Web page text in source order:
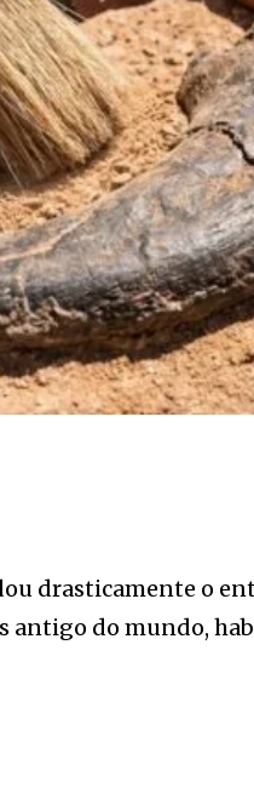
drasticamente o
antigo do mundo,